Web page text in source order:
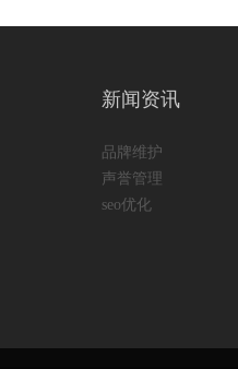
新闻资讯
品牌维护
声誉管理
seo优化